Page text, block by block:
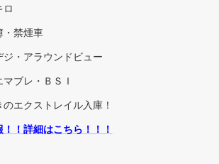
ロ
・禁煙車
ジ・アラウンドビュー
ブレ・ＢＳＩ
エクストレイル入庫！
！詳細はこちら！！！